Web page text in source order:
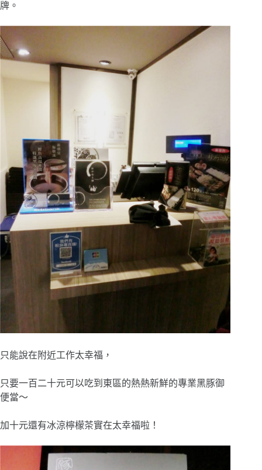
牌。
只能說在附近工作太幸福，
只要一百二十元可以吃到東區的熱熱新鮮的專業黑豚御
便當～
加十元還有冰涼檸檬茶實在太幸福啦！